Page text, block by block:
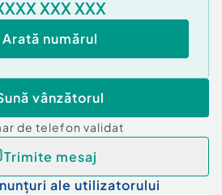
tehnic ne sunt furnizate de
si o vizionare, nu
Da
XXX XXX
Arată numărul
vânzătorul
de telefon validat
Trimite mesaj
ale utilizatorului